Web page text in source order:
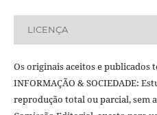
LICENÇA
Os originais aceitos e publicados
INFORMAÇÃO & SOCIEDADE:
reprodução total ou parcial, sem